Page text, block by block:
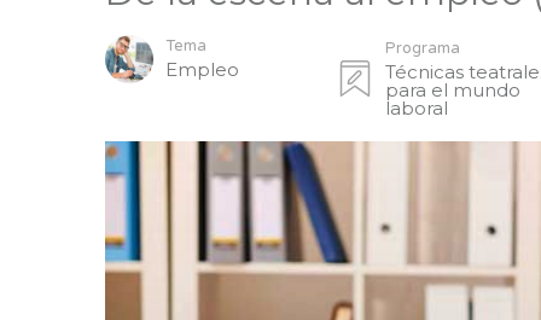
Tema
Empleo
Programa
Técnicas
para el mundo
laboral